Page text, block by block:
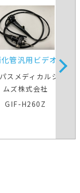
化管汎用ビデオスコ
ープ
スメディカルシステ
ムズ株式会社
GIF-H260Z